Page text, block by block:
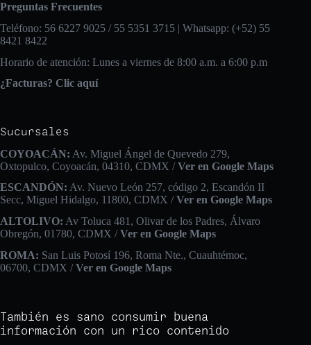
Preguntas Frecuentes
Teléfono: 56 6227 9025 / 55 5351 3715 | Whatsapp: (+52) 55
8421 8422
Horario de atención: Lunes a viernes de 8:00 a.m. a 6:00 p.m
¿Facturas? Clic aquí
Sucursales
COYOACÁN: Av. Miguel Ángel de Quevedo 279,
Oxtopulco, Coyoacán, 04310, CDMX / Ver en Google Maps
ESCANDÓN: Av. Nuevo León 257, código 2, Escandón II
Secc, Miguel Hidalgo, 11800, CDMX /Ver en Google Maps
ALTOLIVO: Av Toluca 481, Olivar de los Padres, Álvaro
Obregón, 01780, CDMX /Ver en Google Maps
ROMA: San Luis Potosí 196, Roma Nte., Cuauhtémoc,
06700, CDMX /Ver en Google Maps
También es sano consumir buena
información con un rico contenido